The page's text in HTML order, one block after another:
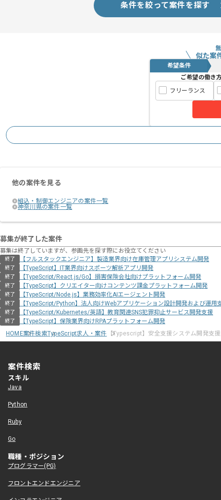
条件を絞って案件を探す
似た案
希望条件
ご希望の働き
フリーランス
他の案件を見る
組込・制御エンジニアの案件一覧
神奈川県の案件一覧
募集が終了した案件
募集は終了していますが、参画先を探す際にお役立てください
終了 【フルスタックエンジニア】製造業界向け在庫管理アプリシステム開発
終了 【TypeScript】IT業界向けスポーツ解析アプリ開発
終了 【TypeScript/React.js/Go】損害保険会社向けプラットフォーム開発
終了 【TypeScript】クリエイター向けコンテンツ課金プラットフォーム開発
終了 【TypeScript/Node.js】業務効率化AIエージェント開発
終了 【TypeScript/Python】法人向けWebアプリケーション設計開発および運用
終了 【TypeScript/Kubernetes/英語】教育関連SNS犯罪抑止サービス開発支援
終了
【TypeScript】保険業界向けRPAプラットフォーム開発
HOME案件検索TypeScript求人・案件 【Typescript】安全支援システム開発支
案件検索
スキル
Java
Python
Ruby
Go
職種・ポジション
プログラマー(PG)
フロントエンドエンジニア